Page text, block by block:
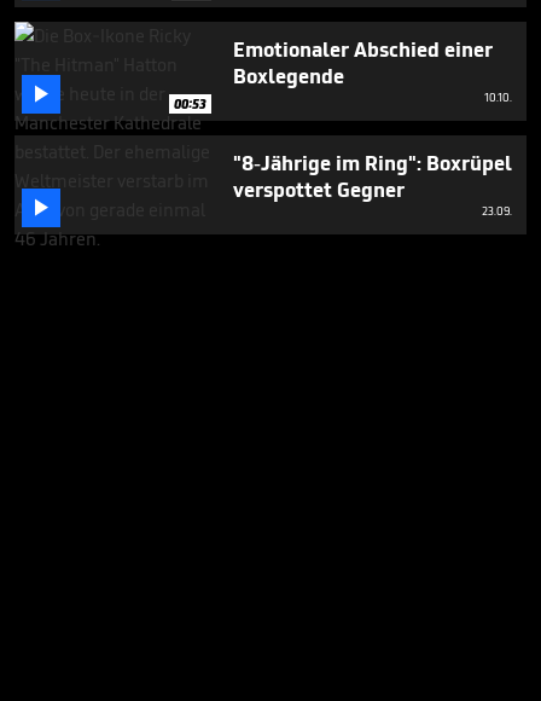
 00:53
Emotionaler Abschied einer
Boxlegende
10.10.

"8-Jährige im Ring": Boxrüpel
verspottet Gegner
23.09.